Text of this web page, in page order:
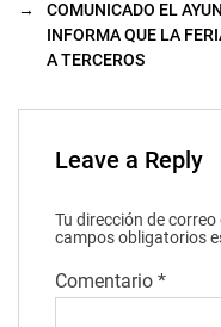
→
COMUNICADO EL
INFORMA QUE LA
A TERCEROS
Leave a Reply
Tu dirección de
campos obligatorios
Comentario *